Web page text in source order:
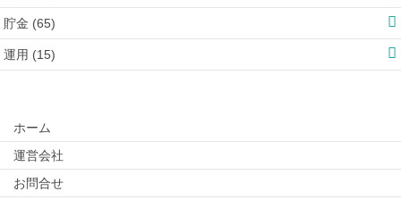
貯金 (65)
運用 (15)
ホーム
運営会社
お問合せ